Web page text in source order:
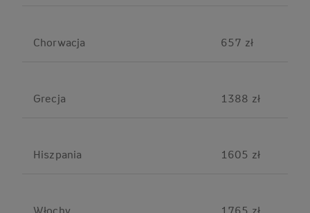
Chorwacja 657 zł
Grecja 1388 zł
Hiszpania 1605 zł